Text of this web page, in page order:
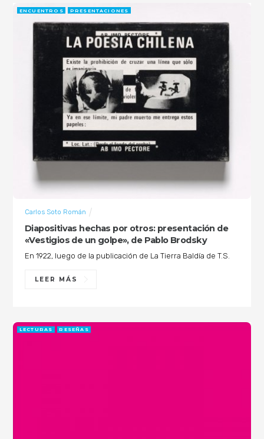
Diapositivas hechas por otros: presentación de
«Vestigios de un golpe», de Pablo Brodsky
Carlos Soto Román
ENCUENTROS PRESENTACIONES
En 1922, luego de la publicación de La Tierra Baldía de T.S.
LEER MÁS
LECTURAS RESEÑAS